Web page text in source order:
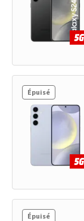
Épuisé
Épuisé